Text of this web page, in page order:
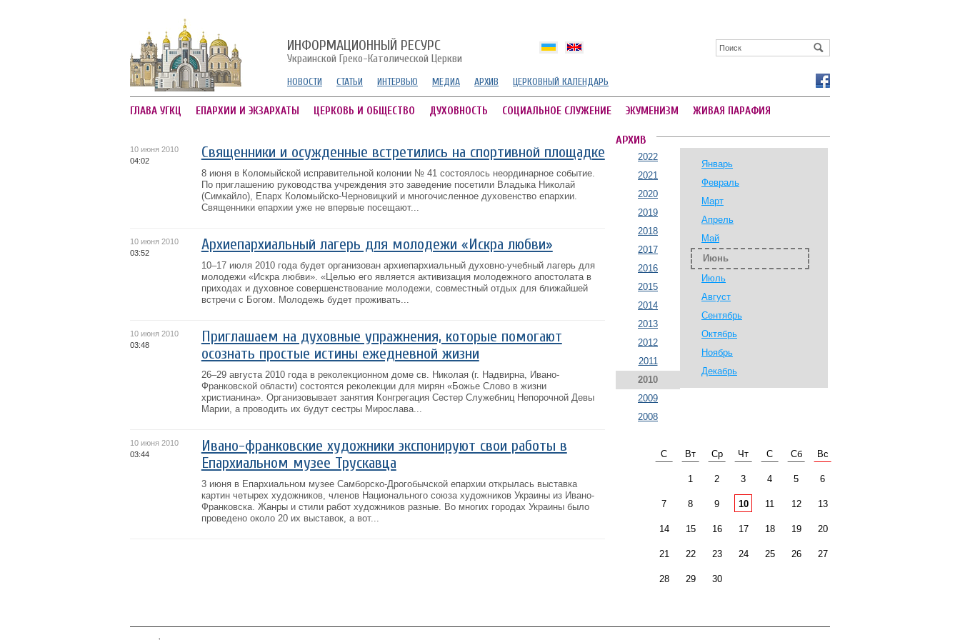
ИНФОРМАЦИОННЫЙ РЕСУРС
Украинской Греко-Католической Церкви
НОВОСТИ СТАТЬИ ИНТЕРВЬЮ МЕДИА АРХИВ ЦЕРКОВНЫЙ КАЛЕНДАРЬ
ГЛАВА УГКЦ ЕПАРХИИ И ЭКЗАРХАТЫ ЦЕРКОВЬ И ОБЩЕСТВО ДУХОВНОСТЬ СОЦИАЛЬНОЕ СЛУЖЕНИЕ ЭКУМЕНИЗМ ЖИВАЯ ПАРАФИЯ
10 июня 2010
04:02
Священники и осужденные встретились на спортивной площадке
8 июня в Коломыйской исправительной колонии № 41 состоялось неординарное событие.
По приглашению руководства учреждения это заведение посетили Владыка Николай
(Симкайло), Епарх Коломыйско-Черновицкий и многочисленное духовенство епархии.
Священники епархии уже не впервые посещают...
10 июня 2010
03:52
Архиепархиальный лагерь для молодежи «Искра любви»
10–17 июля 2010 года будет организован архиепархиальный духовно-учебный лагерь для
молодежи «Искра любви». «Целью его является активизация молодежного апостолата в
приходах и духовное совершенствование молодежи, совместный отдых для ближайшей
встречи с Богом. Молодежь будет проживать...
10 июня 2010
03:48
Приглашаем на духовные упражнения, которые помогают
осознать простые истины ежедневной жизни
26–29 августа 2010 года в реколекционном доме св. Николая (г. Надвирна, Ивано-
Франковской области) состоятся реколекции для мирян «Божье Слово в жизни
христианина». Организовывает занятия Конгрегация Сестер Служебниц Непорочной Девы
Марии, а проводить их будут сестры Мирослава...
10 июня 2010
03:44
Ивано-франковские художники экспонируют свои работы в
Епархиальном музее Трускавца
3 июня в Епархиальном музее Самборско-Дрогобычской епархии открылась выставка
картин четырех художников, членов Национального союза художников Украины из Ивано-
Франковска. Жанры и стили работ художников разные. Во многих городах Украины было
проведено около 20 их выставок, а вот...
АРХИВ
2022
2021
2020
2019
2018
2017
2016
2015
2014
2013
2012
2011
2010
2009
2008
Январь
Февраль
Март
Апрель
Май
Июнь
Июль
Август
Сентябрь
Октябрь
Ноябрь
Декабрь
С Вт Ср Чт С Сб Вс
1 2 3 4 5 6
7 8 9 10 11 12 13
14 15 16 17 18 19 20
21 22 23 24 25 26 27
28 29 30